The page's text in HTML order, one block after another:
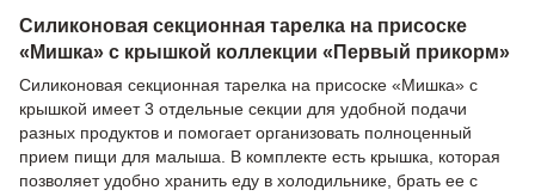
Силиконовая секционная тарелка на присоске
«Мишка» с крышкой коллекции «Первый прикорм»
Силиконовая секционная тарелка на присоске «Мишка» с
крышкой имеет 3 отдельные секции для удобной подачи
разных продуктов и помогает организовать полноценный
прием пищи для малыша. В комплекте есть крышка, которая
позволяет удобно хранить еду в холодильнике, брать ее с